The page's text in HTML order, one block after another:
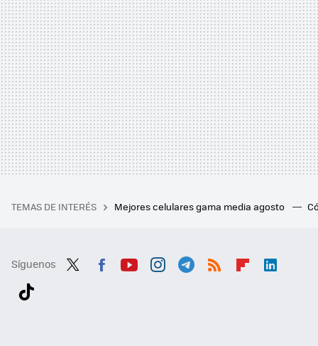
TEMAS DE INTERÉS Mejores celulares gama media agosto
Síguenos